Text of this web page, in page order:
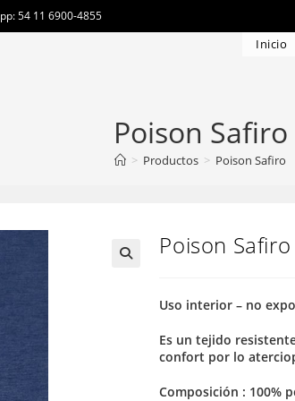
54 11 6900-4855
Inicio
Poison Safiro
> Productos > Poison Safiro
Poison Safiro
Uso interior – no
Es un tejido
confort por lo
Composición : 100%